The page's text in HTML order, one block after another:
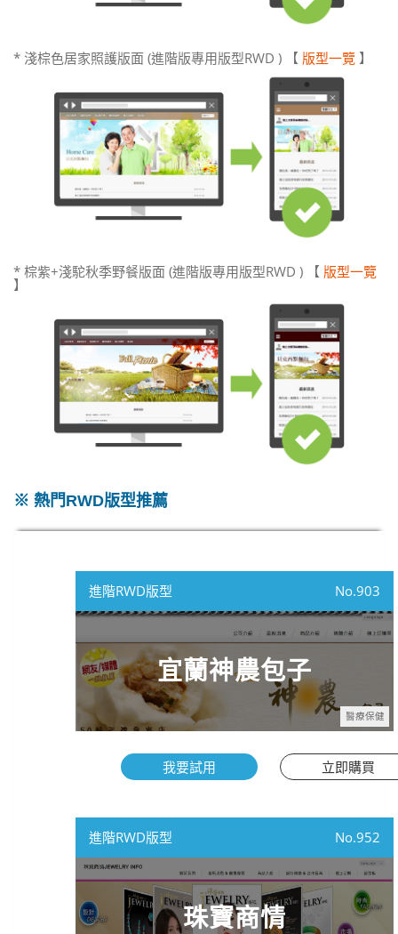
* 淺棕色居家照護版面 (進階版專用版型RWD ) 【 版型一覽 】
* 棕紫+淺駝秋季野餐版面 (進階版專用版型RWD ) 【 版型一覽
】
※ 熱門RWD版型推薦
進階RWD版型 903
宜蘭神農包子
醫療保健
我要試用 立即購買
進階RWD版型 952
珠寶商情